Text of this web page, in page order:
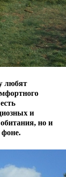
любят
и
но и
фоне.